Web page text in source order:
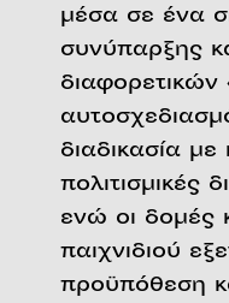
μέσα σε ένα
συνύπαρξης
διαδικασία με
πολιτισμικές
ενώ οι δομές
παιχνιδιού
προϋπόθεση